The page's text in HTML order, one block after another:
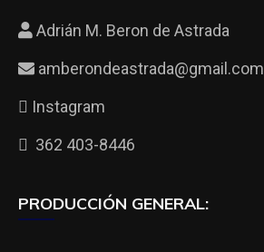
Adrián M. Beron de Astrada
amberondeastrada@gmail.com
Instagram
362 403-8446
PRODUCCIÓN GENERAL: